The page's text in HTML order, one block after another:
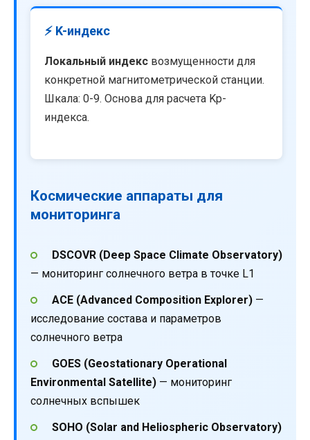
⚡ K-индекс
Локальный индекс возмущенности для
конкретной магнитометрической станции.
Шкала: 0-9. Основа для расчета Kp-
индекса.
Космические аппараты для
мониторинга
DSCOVR (Deep Space Climate Observatory)
— мониторинг солнечного ветра в точке L1
ACE (Advanced Composition Explorer)—
исследование состава и параметров
солнечного ветра
GOES (Geostationary Operational
Environmental Satellite) — мониторинг
солнечных вспышек
SOHO (Solar and Heliospheric Observatory)